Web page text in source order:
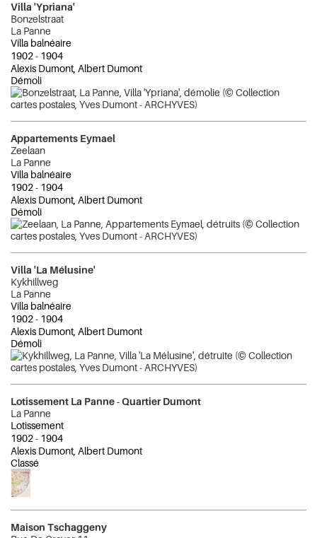
Villa 'Ypriana'
Bonzelstraat
La Panne
Villa balnéaire
1902- 1904
Alexis Dumont, Albert Dumont
Démoli
Appartements Eymael
Zeelaan
La Panne
Villa balnéaire
1902- 1904
Alexis Dumont, Albert Dumont
Démoli
Villa 'La Mélusine'
Kykhillweg
La Panne
Villa balnéaire
1902- 1904
Alexis Dumont, Albert Dumont
Démoli
Lotissement La Panne - Quartier Dumont
La Panne
Lotissement
1902- 1904
Alexis Dumont, Albert Dumont
Classé
Maison Tschaggeny